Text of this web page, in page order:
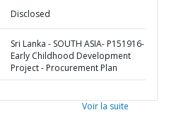
Disclosed
Sri Lanka - SOUTH ASIA- P151916-
Early Childhood Development
Project - Procurement Plan
Voir la suite